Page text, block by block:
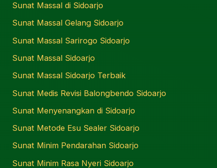
Sunat Massal di Sidoarjo
Sunat Massal Gelang Sidoarjo
Sunat Massal Sarirogo Sidoarjo
Sunat Massal Sidoarjo
Sunat Massal Sidoarjo Terbaik
Sunat Medis Revisi Balongbendo Sidoarjo
Sunat Menyenangkan di Sidoarjo
Sunat Metode Esu Sealer Sidoarjo
Sunat Minim Pendarahan Sidoarjo
Sunat Minim Rasa Nyeri Sidoarjo